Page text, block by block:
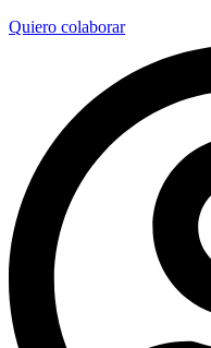
Quiero colaborar